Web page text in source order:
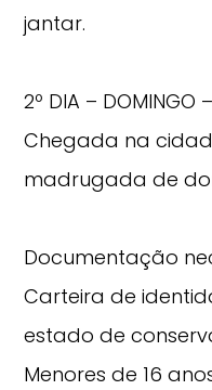
jantar.
2º DIA – DOMINGO
Chegada na
madrugada de
Documentação
Carteira de
estado de
Menores de 16